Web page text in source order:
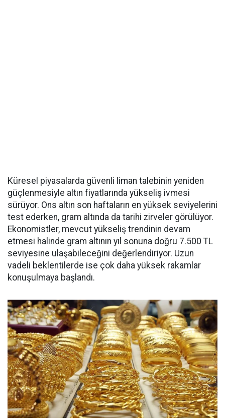
Küresel piyasalarda güvenli liman talebinin yeniden
güçlenmesiyle altın fiyatlarında yükseliş ivmesi
sürüyor. Ons altın son haftaların en yüksek seviyelerini
test ederken, gram altında da tarihi zirveler görülüyor.
Ekonomistler, mevcut yükseliş trendinin devam
etmesi halinde gram altının yıl sonuna doğru 7.500 TL
seviyesine ulaşabileceğini değerlendiriyor. Uzun
vadeli beklentilerde ise çok daha yüksek rakamlar
konuşulmaya başlandı.